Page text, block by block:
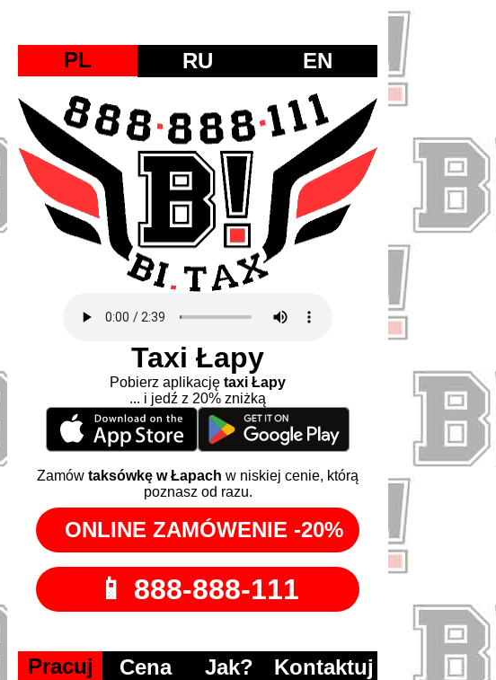
PL RU EN
Taxi Łapy
Pobierz aplikację taxi Łapy
... i jedź z 20% zniżką
Zamów taksówkę w Łapach w niskiej cenie, którą
poznasz od razu.
Pracuj Cena Jak?
Kontaktuj